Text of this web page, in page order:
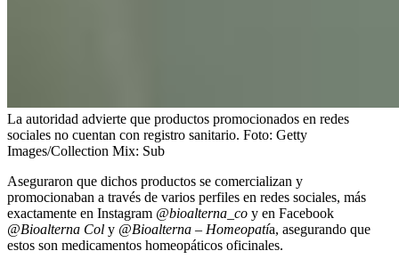
La autoridad advierte que productos promocionados en redes
sociales no cuentan con registro sanitario. Foto: Getty
Images/Collection Mix: Sub
Aseguraron que dichos productos se comercializan y
promocionaban a través de varios perfiles en redes sociales, más
exactamente en Instagram @bioalterna_co y en Facebook
@Bioalterna Col y @Bioalterna – Homeopatía, asegurando que
estos son medicamentos homeopáticos oficinales.